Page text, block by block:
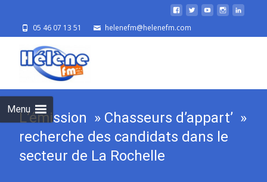
05 46 07 13 51 helenefm@helenefm.com
Menu
L’émission » Chasseurs d’appart’ »
recherche des candidats dans le
secteur de La Rochelle